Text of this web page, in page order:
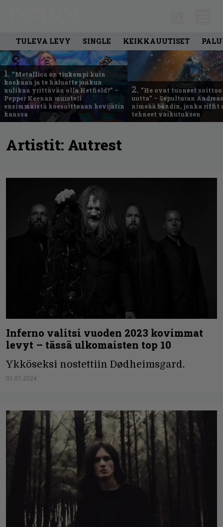
TULEVA LEVY SINGLE KEIKKAUUTISET
1. ”Metallica on tiukempi kuin
koskaan ja te haluatte jonkun
nulikan yrittävän olla Hetfield?” –
Pepper Keenan muisteli
ensimmäistä koesoittoaan hevijätin
kanssa
2. ”He ovat tuoneet
uutta” – Sepulturan
nimeää bändin, jonka riffit
tehneet vaikutuksen
Artistit: Autrest
Inferno valitsi vuoden 2023 kovimmat
levyt – tässä ulkomaisten top 10
Ykköseksi nostettiin Dødheimsgard.
01.01.2024